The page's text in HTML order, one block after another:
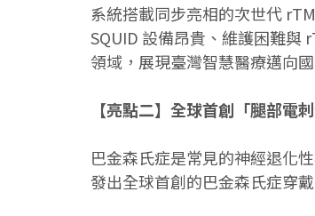
系統搭載同步亮相的次世代
SQUID 設備昂貴、維護困難與
領域，展現臺灣智慧醫療邁向
【亮點二】全球首創「腿部電
巴金森氏症是常見的神經退化
發出全球首創的巴金森氏症穿